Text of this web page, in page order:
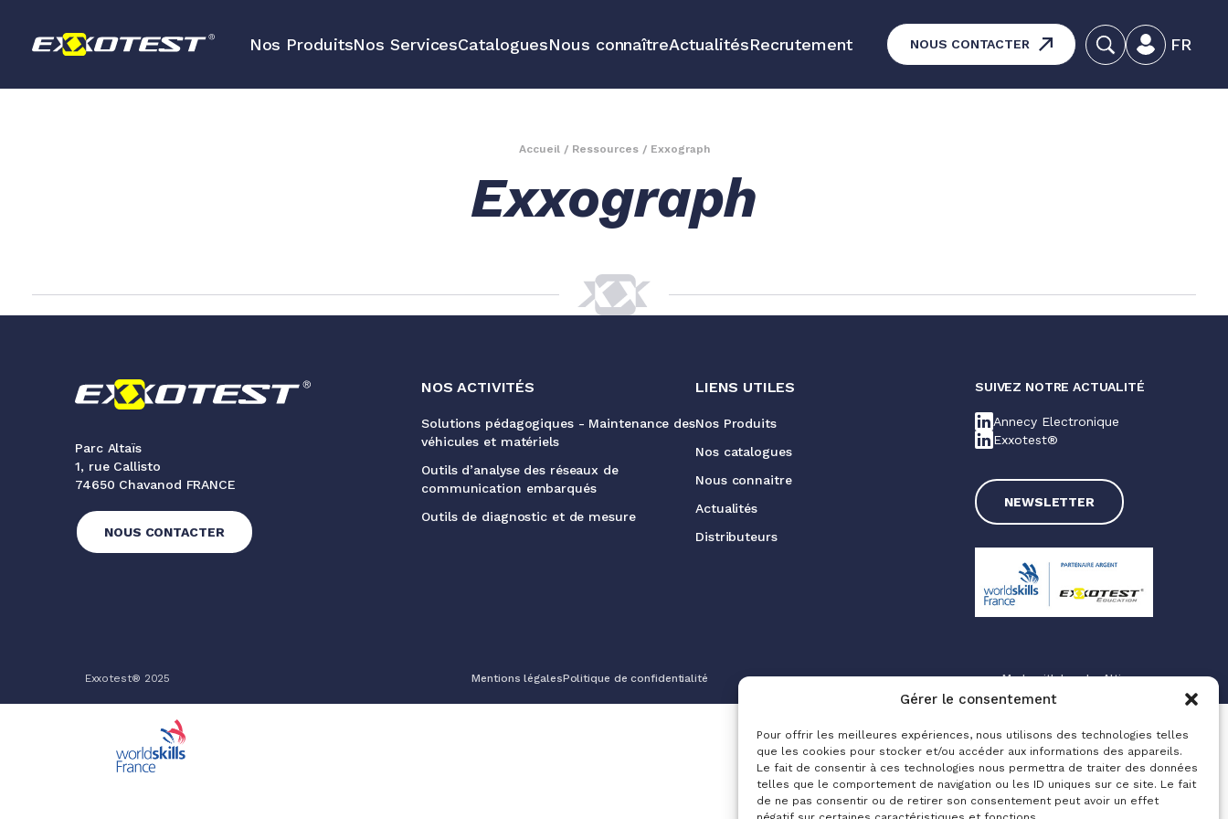
Gérer le consentement
Pour offrir les meilleures expériences, nous utilisons des technologies telles
que les cookies pour stocker et/ou accéder aux informations des appareils.
Le fait de consentir à ces technologies nous permettra de traiter des données
telles que le comportement de navigation ou les ID uniques sur ce site. Le fait
de ne pas consentir ou de retirer son consentement peut avoir un effet
Nos Produits
Outils d’analyse des réseaux de
Solutions pédagogiques - Maintenance des
Tous nos produits
Nos ServicesCataloguesNous connaîtreActualitésRecrutement NOUS CONTACTER FR
Accueil/ Ressources/ Exxograph
Exxograph
Parc Altaïs
1, rue Callisto
74650 Chavanod FRANCE
NOUS CONTACTER
NOS ACTIVITÉS
Solutions pédagogiques - Maintenance des
véhicules et matériels
Outils d’analyse des réseaux de
communication embarqués
Outils de diagnostic et de mesure
LIENS UTILES
Nos Produits
Nos catalogues
Nous connaitre
Actualités
Distributeurs
SUIVEZ NOTRE ACTUALITÉ
Annecy Electronique
Exxotest®
NEWSLETTER
Exxotest® 2025 Mentions légalesPolitique de confidentialité Made with love byAltimax